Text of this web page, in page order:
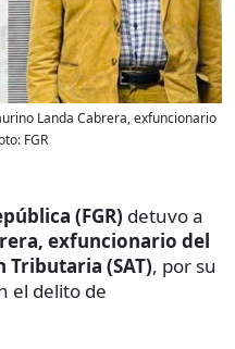
Landa Cabrera, exfuncionario
FGR
(FGR) detuvo a
exfuncionario del
(SAT), por su
el delito de